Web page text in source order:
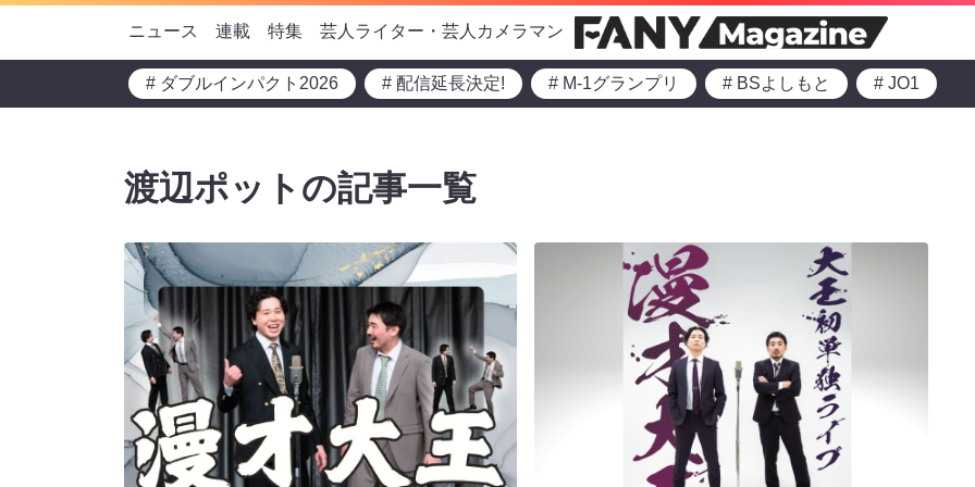
ニュース 連載 特集 芸人ライター・芸人カメラマン
# ダブルインパクト2026 # 配信延長決定! # M-1グランプリ # BSよしもと # JO1
渡辺ポットの記事一覧